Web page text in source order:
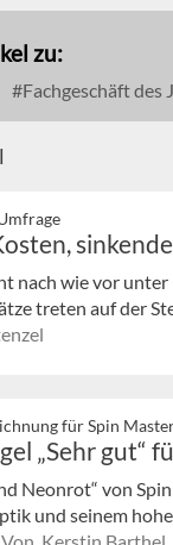
zu:
Fachgeschäft des
nach wie vor
treten auf der
für Spin
„Sehr gut“
Neonrot“ von
und seinem